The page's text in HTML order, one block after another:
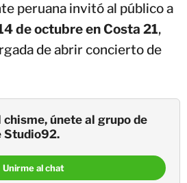
peruana invitó al público a
de octubre en Costa 21,
de abrir concierto de
únete al grupo de
Studio92.
Unirme al chat